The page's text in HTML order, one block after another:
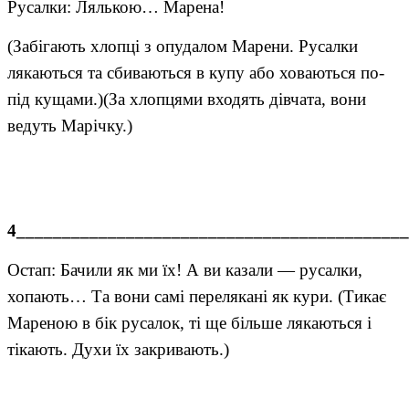
Русалки: Лялькою… Марена!
(Забігають хлопці з опудалом Марени. Русалки
лякаються та сбиваються в купу або ховаються по-
під кущами.)(За хлопцями входять дівчата, вони
ведуть Марічку.)
Остап: Бачили як ми їх! А ви казали — русалки,
хопають… Та вони самі перелякані як кури. (Тикає
Мареною в бік русалок, ті ще більше лякаються і
тікають. Духи їх закривають.)